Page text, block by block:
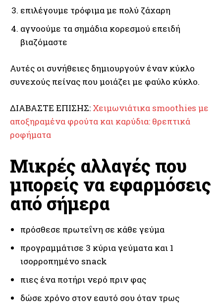
επιλέγουμε τρόφιμα με πολύ ζάχαρη
αγνοούμε τα σημάδια κορεσμού επειδή
βιαζόμαστε
Αυτές οι συνήθειες δημιουργούν έναν κύκλο
συνεχούς πείνας που μοιάζει με φαύλο κύκλο.
ΔΙΑΒΑΣΤΕ ΕΠΙΣΗΣ: Χειμωνιάτικα smoothies με
αποξηραμένα φρούτα και καρύδια: θρεπτικά
ροφήματα
Μικρές αλλαγές που
μπορείς να εφαρμόσεις
από σήμερα
πρόσθεσε πρωτεΐνη σε κάθε γεύμα
προγραμμάτισε 3 κύρια γεύματα και 1
ισορροπημένο snack
πιες ένα ποτήρι νερό πριν φας
δώσε χρόνο στον εαυτό σου όταν τρως